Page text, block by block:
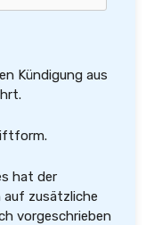
Kündigung aus
hat der
auf zusätzliche
vorgeschrieben